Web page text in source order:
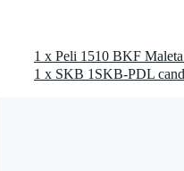
1 x Peli 1510 BKF Maleta
1 x SKB 1SKB-PDL